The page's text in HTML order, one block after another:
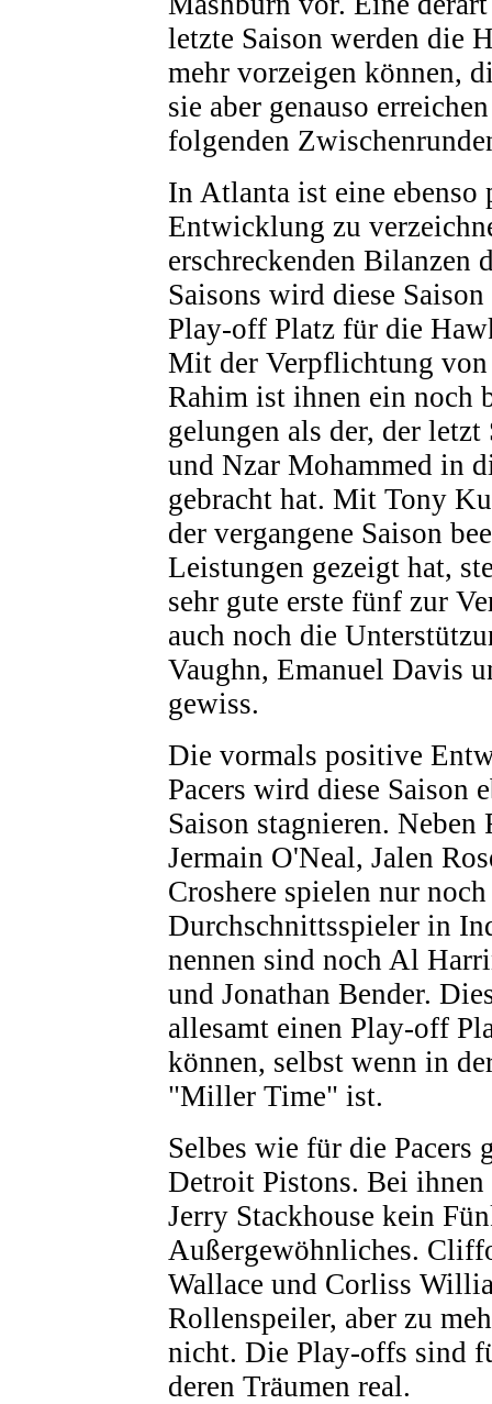
letzte Saison werden die
mehr vorzeigen können,
sie aber genauso
folgenden
In Atlanta ist eine ebenso
Entwicklung zu
erschreckenden Bilanzen
Saisons wird diese
Play-off Platz für die
Mit der Verpflichtung
Rahim ist ihnen ein noch
gelungen als der, der
und Nzar Mohammed in
gebracht hat. Mit Tony
der vergangene Saison
Leistungen gezeigt hat,
sehr gute erste fünf zur
auch noch die
Vaughn, Emanuel Davis
gewiss.
Die vormals positive
Pacers wird diese Saison
Saison stagnieren.
Jermain O'Neal, Jalen
Croshere spielen nur noch
Durchschnittsspieler in
nennen sind noch Al
und Jonathan Bender.
allesamt einen Play-off
können, selbst wenn in
"Miller Time" ist.
Selbes wie für die Pacers
Detroit Pistons. Bei
Jerry Stackhouse kein
Außergewöhnliches.
Wallace und Corliss
Rollenspeiler, aber zu
nicht. Die Play-offs sind
deren Träumen real.